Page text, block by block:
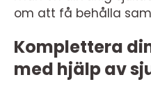
om att få behålla
Komplettera
med hjälp av